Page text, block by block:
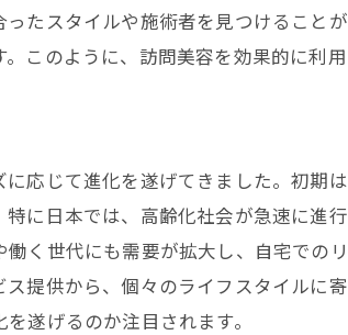
利便性と安全性を
訪問美容が高齢者
安心料金で自宅サロン
明確な料金体系が
訪問美容の料金プ
安心して利用でき
たスタイルや施術者を見つけること
このように、訪問美容を効果的に利
応じて進化を遂げてきました。初期
に日本では、高齢化社会が急速に
く世代にも需要が拡大し、自宅での
提供から、個々のライフスタイルに
遂げるのか注目されます。